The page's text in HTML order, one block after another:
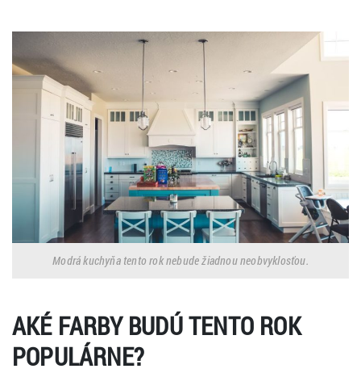
Modrá kuchyňa tento rok nebude žiadnou neobvyklosťou.
AKÉ FARBY BUDÚ TENTO ROK
POPULÁRNE?